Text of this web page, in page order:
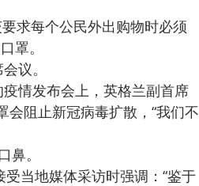
求每个公民外出购物时必须
罩。
议。
情发布会上，英格兰副首席
会阻止新冠病毒扩散，“我们不
。
当地媒体采访时强调：“鉴于